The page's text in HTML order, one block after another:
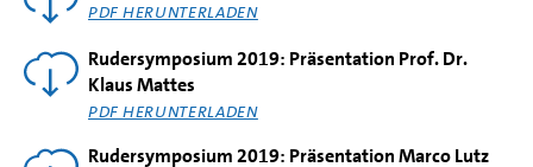
PDF HERUNTERLADEN
Rudersymposium 2019: Präsentation Prof. Dr.
Klaus Mattes
PDF HERUNTERLADEN
Rudersymposium 2019: Präsentation Marco Lutz